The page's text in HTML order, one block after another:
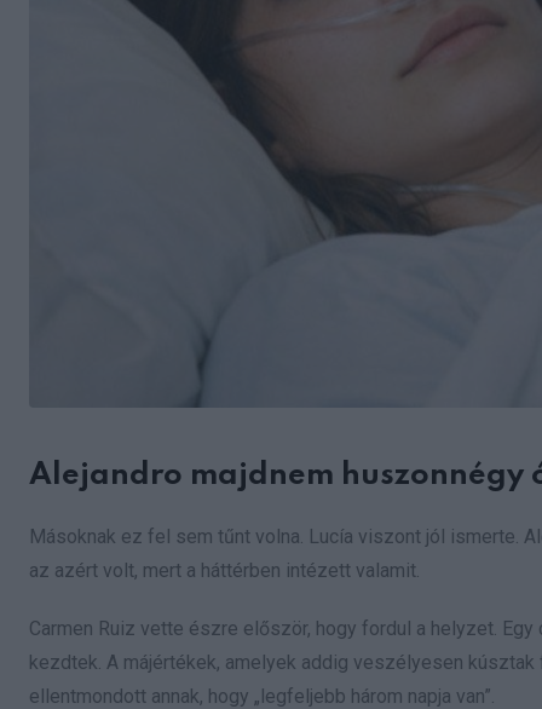
Alejandro majdnem huszonnégy
Másoknak ez fel sem tűnt volna. Lucía viszont jól ismerte.
az azért volt, mert a háttérben intézett valamit.
Carmen Ruiz vette észre először, hogy fordul a helyzet.
kezdtek. A májértékek, amelyek addig veszélyesen
ellentmondott annak, hogy „legfeljebb három napja van”.